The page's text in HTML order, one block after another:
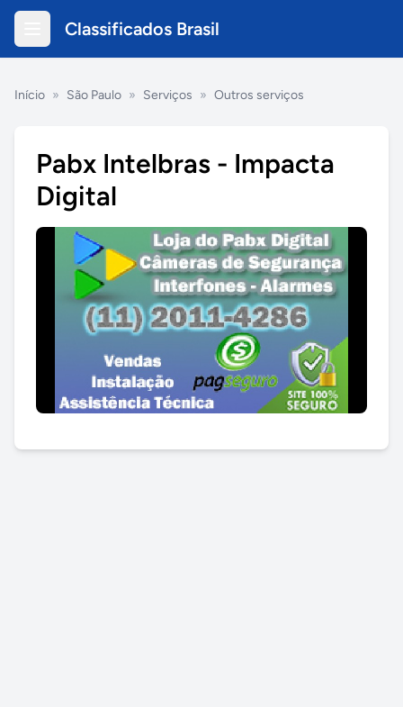
Classificados Brasil
Início » São Paulo » Serviços » Outros serviços
Pabx Intelbras - Impacta
Digital